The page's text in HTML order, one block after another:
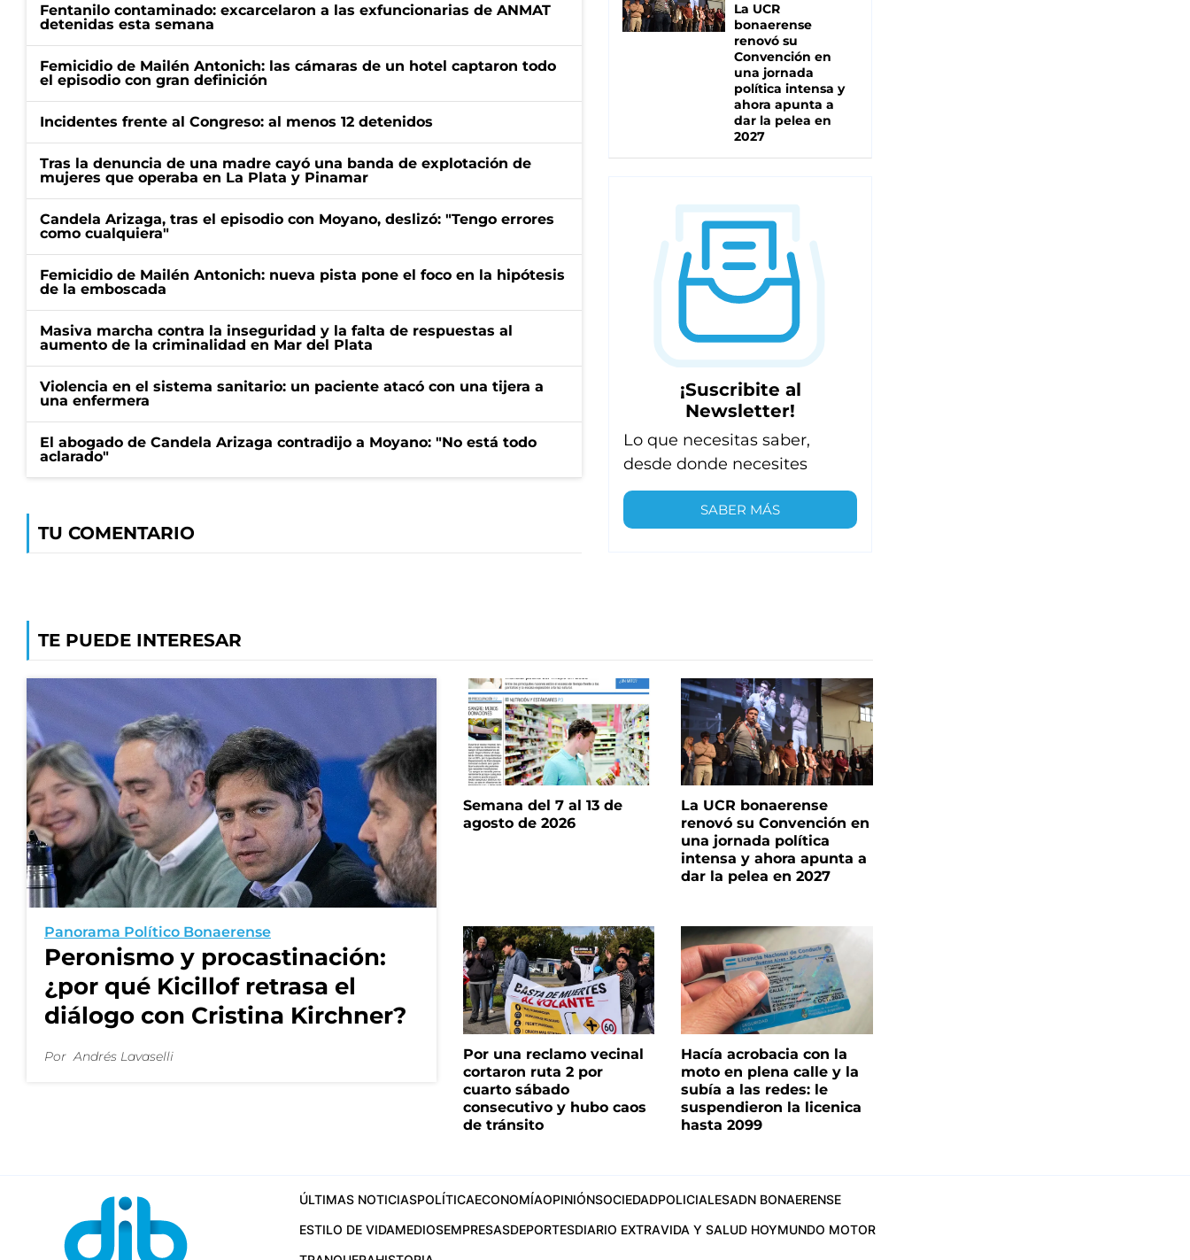
Fentanilo contaminado: excarcelaron a las exfuncionarias de ANMAT
detenidas esta semana
Femicidio de Mailén Antonich: las cámaras de un hotel captaron todo
el episodio con gran definición
Incidentes frente al Congreso: al menos 12 detenidos
Tras la denuncia de una madre cayó una banda de explotación de
mujeres que operaba en La Plata y Pinamar
Candela Arizaga, tras el episodio con Moyano, deslizó: "Tengo errores
como cualquiera"
Femicidio de Mailén Antonich: nueva pista pone el foco en la hipótesis
de la emboscada
Masiva marcha contra la inseguridad y la falta de respuestas al
aumento de la criminalidad en Mar del Plata
Violencia en el sistema sanitario: un paciente atacó con una tijera a
una enfermera
El abogado de Candela Arizaga contradijo a Moyano: "No está todo
aclarado"
TU COMENTARIO
La UCR
bonaerense
renovó su
Convención en
una jornada
política intensa y
ahora apunta a
dar la pelea en
2027
¡Suscribite al
Newsletter!
Lo que necesitas saber,
desde donde necesites
SABER MÁS
TE PUEDE INTERESAR
Panorama Político Bonaerense
Peronismo y procastinación:
¿por qué Kicillof retrasa el
diálogo con Cristina Kirchner?
Por Andrés Lavaselli
Semana del 7 al 13 de
agosto de 2026
La UCR bonaerense
renovó su Convención en
una jornada política
intensa y ahora apunta a
dar la pelea en 2027
Por una reclamo vecinal
cortaron ruta 2 por
cuarto sábado
consecutivo y hubo caos
de tránsito
Hacía acrobacia con la
moto en plena calle y la
subía a las redes: le
suspendieron la licenica
hasta 2099
ÚLTIMAS NOTICIASPOLÍTICAECONOMÍAOPINIÓNSOCIEDADPOLICIALESADN BONAERENSE
ESTILO DE VIDAMEDIOSEMPRESASDEPORTESDIARIO EXTRAVIDA Y SALUD HOYMUNDO MOTOR